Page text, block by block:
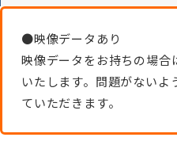
●映像データあり
映像データをお持ちの場合
いたします。問題がない
ていただきます。